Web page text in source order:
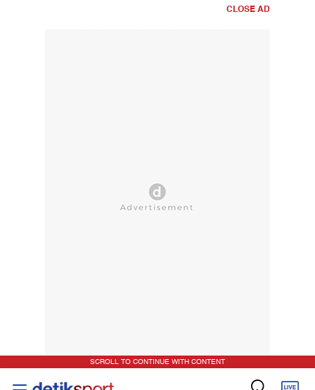
CLOSE AD
SCROLL TO CONTINUE WITH CONTENT